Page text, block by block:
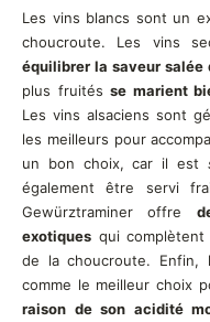
Les vins blancs sont un
choucroute. Les vins
équilibrer la saveur salée
plus fruités se marient
Les vins alsaciens sont
les meilleurs pour
un bon choix, car il est
également être servi
Gewürztraminer offre
exotiques qui complètent
de la choucroute. Enfin,
comme le meilleur choix
raison de son acidité